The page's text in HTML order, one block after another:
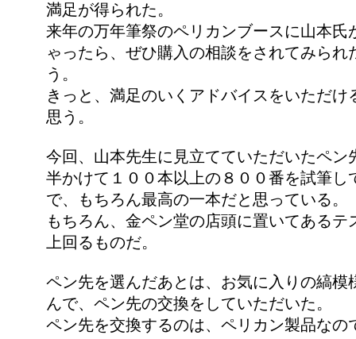
満足が得られた。
来年の万年筆祭のペリカンブースに山本氏
ゃったら、ぜひ購入の相談をされてみられ
う。
きっと、満足のいくアドバイスをいただけ
思う。
今回、山本先生に見立てていただいたペン
半かけて１００本以上の８００番を試筆し
で、もちろん最高の一本だと思っている。
もちろん、金ペン堂の店頭に置いてあるテ
上回るものだ。
ペン先を選んだあとは、お気に入りの縞模
んで、ペン先の交換をしていただいた。
ペン先を交換するのは、ペリカン製品なの